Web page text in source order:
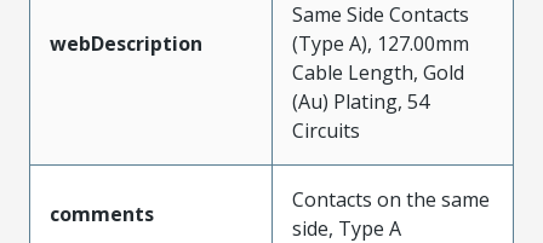
webDescription
Same Side Contacts
(Type A), 127.00mm
Cable Length, Gold
(Au) Plating, 54
Circuits
comments
Contacts on the same
side, Type A